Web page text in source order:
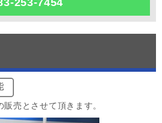
253-7454
売とさせて頂きます。